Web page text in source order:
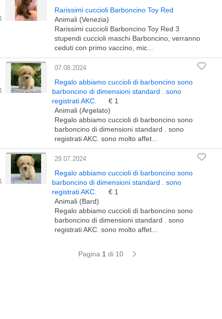
Rarissimi cuccioli Barboncino Toy Red
Animali (Venezia)
Rarissimi cuccioli Barboncino Toy Red 3
stupendi cuccioli maschi Barboncino, verranno
ceduti con primo vaccino, mic...
07.08.2024
Regalo abbiamo cuccioli di barboncino sono
barboncino di dimensioni standard . sono
registrati AKC.
€ 1
Animali (Argelato)
Regalo abbiamo cuccioli di barboncino sono
barboncino di dimensioni standard . sono
registrati AKC. sono molto affet...
29.07.2024
Regalo abbiamo cuccioli di barboncino sono
barboncino di dimensioni standard . sono
registrati AKC.
€ 1
Animali (Bard)
Regalo abbiamo cuccioli di barboncino sono
barboncino di dimensioni standard . sono
registrati AKC. sono molto affet...
Pagina 1 di 10